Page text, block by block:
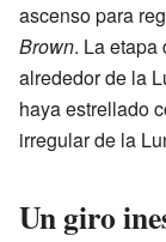
ascenso para
Brown. La etapa
alrededor de la
haya estrellado
irregular de la
Un giro